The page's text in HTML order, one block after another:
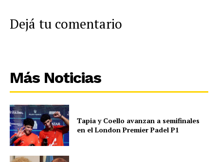
Dejá tu comentario
Más Noticias
Tapia y Coello avanzan a semifinales
en el London Premier Padel P1